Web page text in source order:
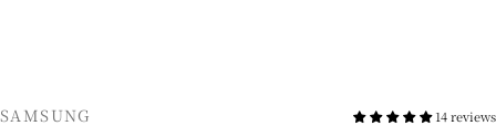
販売業者
SAMSUNG 14 reviews